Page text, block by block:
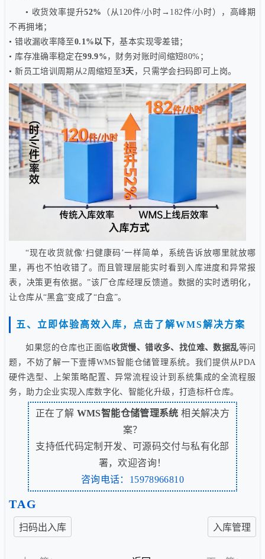
• 收货效率提升52% （从120件/小时→182件/小时），高峰期
不再拥堵；
• 错收漏收率降至0.1%以下，基本实现零差错；
• 库存准确率稳定在99.9% ，财务对账时间缩短80%；
• 新员工培训周期从2周缩短至3天 ，只需学会扫码即可上岗。
“现在收货就像‘扫健康码’一样简单，系统告诉放哪里就放哪
里，再也不怕收错了。而且管理层能实时看到入库进度和异常报
表，决策更有依据。”该厂仓库经理反馈道。数据的实时透明化，
让仓库从“黑盒”变成了“白盒”。
五、立即体验高效入库，点击了解WMS解决方案
如果您的仓库也正面临收货慢、错收多、找位难、数据乱等问
题，不妨了解一下壹博WMS智能仓储管理系统。我们提供从PDA
硬件选型、上架策略配置、异常流程设计到系统集成的全流程服
务，助力企业实现入库数字化、智能化升级，打造标杆仓库。
正在了解 WMS智能仓储管理系统 相关解决方
案？
支持低代码定制开发、可源码交付与私有化部
署，欢迎咨询！
咨询电话：15978966810
TAG
扫码出入库 入库管理